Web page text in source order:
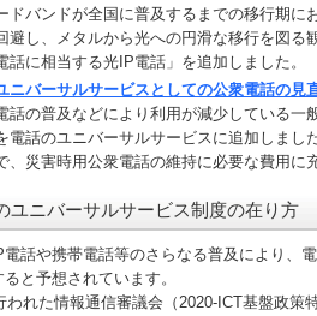
バンドが全国に普及するまでの移行期に
避し、メタルから光への円滑な移行を図る
話に相当する光IP電話」を追加しました。
ニバーサルサービスとしての公衆電話の見
の普及などにより利用が減少している一
電話のユニバーサルサービスに追加しまし
、災害時用公衆電話の維持に必要な費用に
ユニバーサルサービス制度の在り方
話や携帯電話等のさらなる普及により、
と予想されています。
れた情報通信審議会（2020-ICT基盤政策